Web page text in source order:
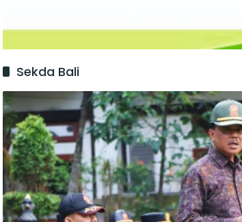
Sekda Bali